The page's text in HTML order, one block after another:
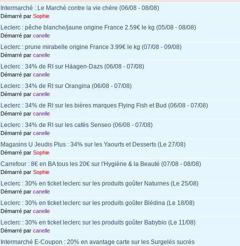
Intermarché : Le Marché contre la vie chère (06/08 - 08/08)
Démarré parSophie
Leclerc : pêche blanche/jaune origine France 2.59€ le kg (05/08 - 08/08)
Démarré parcanelle
Leclerc : prune mirabelle origine France 3.99€ le kg (07/08 - 09/08)
Démarré parcanelle
Leclerc : 34% de RI sur Häagen-Dazs (06/08 - 07/08)
Démarré parcanelle
Leclerc : 34% de RI sur Orangina (06/08 - 07/08)
Démarré parcanelle
Leclerc : 34% de RI sur les bières marques Flying Fish et Bud (06/08 - 07/08)
Démarré parcanelle
Leclerc : 34% de RI sur les cafés Senseo (06/08 - 07/08)
Démarré parcanelle
Magasins U Jeudis Plus : 34% sur les Yaourts et Desserts (Le 27/08)
Démarré parSophie
Carrefour : 8€ en BA tous les 20€ sur l'Hygiène & la Beauté (07/08 - 08/08)
Démarré parSophie
Leclerc : 30% en ticket leclerc sur les produits goûter Naturnes (Le 25/08)
Démarré parcanelle
Leclerc : 30% en ticket leclerc sur les produits goûter Blédina (Le 18/08)
Démarré parcanelle
Leclerc : 30% en ticket leclerc sur les produits goûter Babybio (Le 11/08)
Démarré parcanelle
Intermarché E-Coupon : 20% en avantage carte sur les Surgelés sucrés